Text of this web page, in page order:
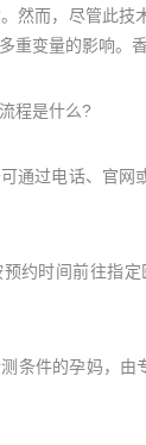
而，尽管此技
重变量的影响。
程是什么?
过电话、官网
时间前往指定
件的孕妈，由